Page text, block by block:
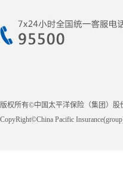
版权所有©中国太平洋保险（集团）股
CopyRight©China Pacific